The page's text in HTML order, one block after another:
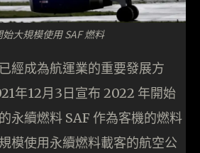
大規模使用 SAF 燃料
經成為航運業的重要發展方
年12月3日宣布 2022 年開始
永續燃料 SAF 作為客機的燃料
模使用永續燃料載客的航空公